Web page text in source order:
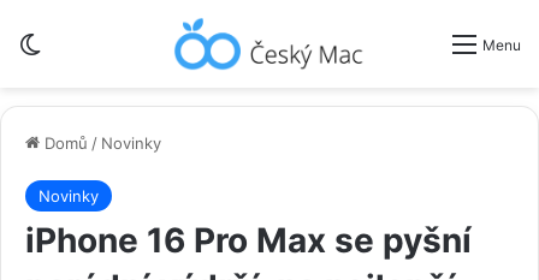
Menu
Domů / Novinky
Novinky
iPhone 16 Pro Max se pyšní